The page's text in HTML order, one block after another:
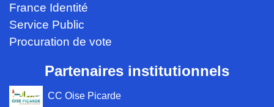
France Identité
Service Public
Procuration de vote
Partenaires institutionnels
CC Oise Picarde